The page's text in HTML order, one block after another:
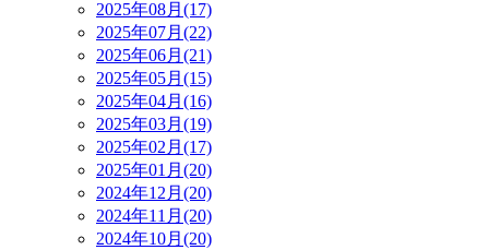
2025年08月(17)
2025年07月(22)
2025年06月(21)
2025年05月(15)
2025年04月(16)
2025年03月(19)
2025年02月(17)
2025年01月(20)
2024年12月(20)
2024年11月(20)
2024年10月(20)